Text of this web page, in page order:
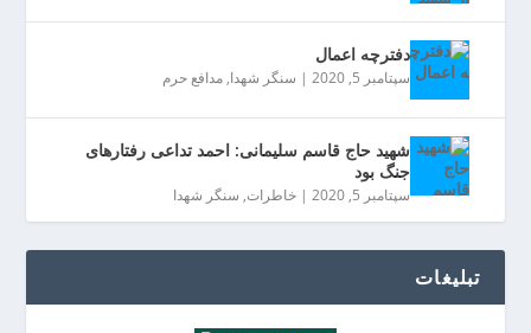
دفترچه اعمال
سپتامبر 5, 2020 | سنگر شهدا,مدافع حرم
شهید حاج قاسم سلیمانی: احمد تداعی رفتارهای
جنگ بود
سپتامبر 5, 2020 |خاطرات, سنگر شهدا
تبلیغات